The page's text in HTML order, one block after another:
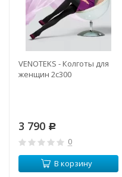
VENOTEKS - Колготы для
женщин 2c300
3 790 Р
0
В корзину